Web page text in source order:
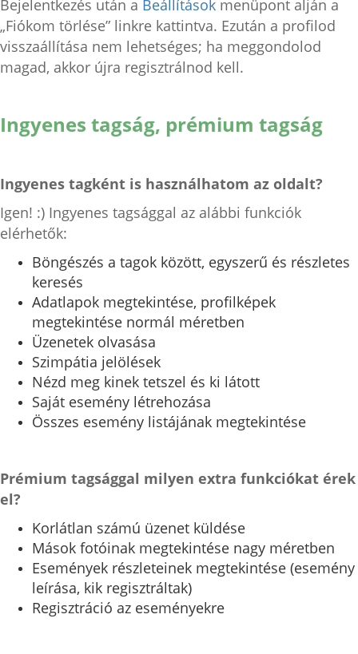
Bejelentkezés után a Beállítások menüpont alján a
„Fiókom törlése” linkre kattintva. Ezután a profilod
visszaállítása nem lehetséges; ha meggondolod
magad, akkor újra regisztrálnod kell.
Ingyenes tagság, prémium tagság
Ingyenes tagként is használhatom az oldalt?
Igen! :) Ingyenes tagsággal az alábbi funkciók
elérhetők:
Böngészés a tagok között, egyszerű és részletes
keresés
Adatlapok megtekintése, profilképek
megtekintése normál méretben
Üzenetek olvasása
Szimpátia jelölések
Nézd meg kinek tetszel és ki látott
Saját esemény létrehozása
Összes esemény listájának megtekintése
Prémium tagsággal milyen extra funkciókat érek
el?
Korlátlan számú üzenet küldése
Mások fotóinak megtekintése nagy méretben
Események részleteinek megtekintése (esemény
leírása, kik regisztráltak)
Regisztráció az eseményekre